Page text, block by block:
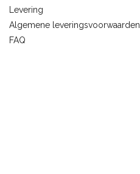
Levering
Algemene leveringsvoorwaarden
FAQ